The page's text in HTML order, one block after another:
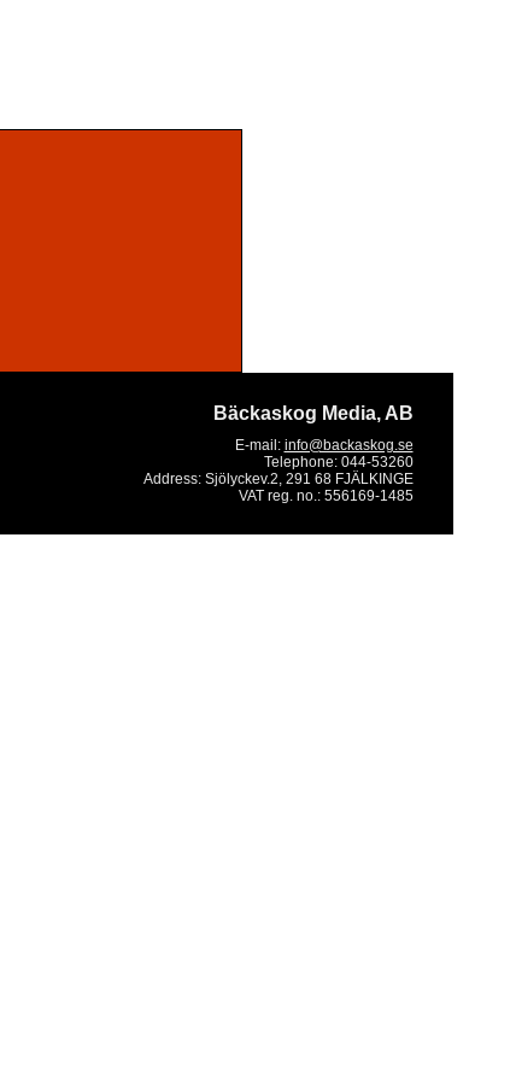
Bäckaskog Media, AB
E-mail: info@backaskog.se
Telephone: 044-53260
Address: Sjölyckev.2, 291 68 FJÄLKINGE
VAT reg. no.: 556169-1485